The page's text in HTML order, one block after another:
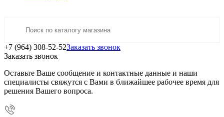
+7 (964) 308-52-52Заказать звонок
Заказать звонок
Оставьте Ваше сообщение и контактные данные и наши
специалисты свяжутся с Вами в ближайшее рабочее время для
решения Вашего вопроса.